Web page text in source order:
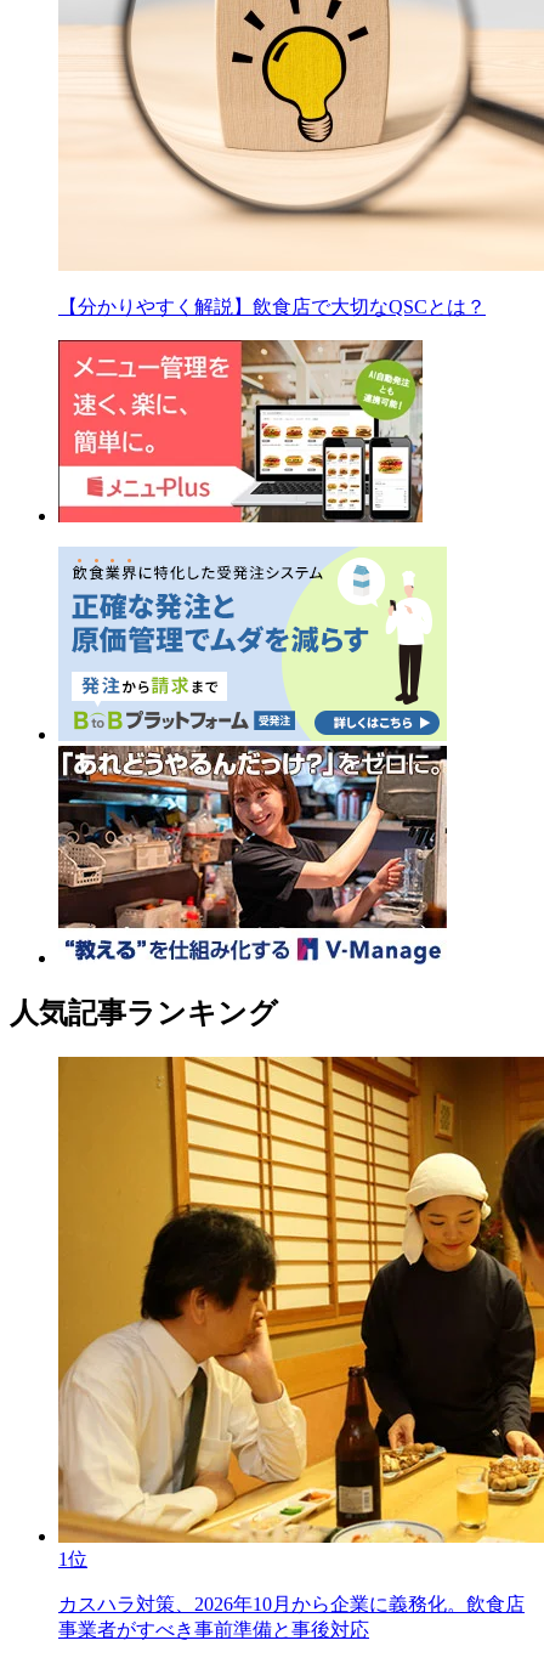
【分かりやすく解説】飲食店で大切なQSCとは？
人気記事ランキング
1位
カスハラ対策、2026年10月から企業に義務化。飲食店
事業者がすべき事前準備と事後対応